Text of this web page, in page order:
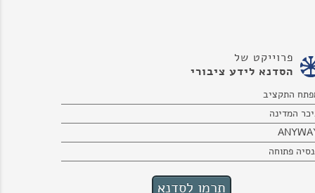
פרוייקט של
הסדנא לידע ציבורי
התקציב
המדינה
פתוחה